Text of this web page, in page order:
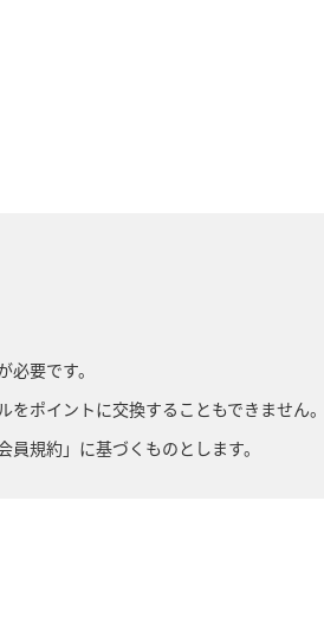
要です。
をポイントに交換することもできません
規約」に基づくものとします。